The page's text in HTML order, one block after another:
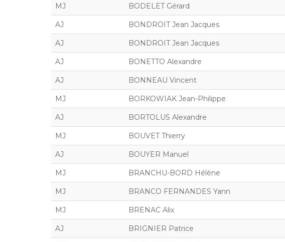
MJ BODELET Gérard
AJ BONDROIT Jean Jacques
AJ BONDROIT Jean Jacques
AJ BONETTO Alexandre
AJ BONNEAU Vincent
MJ BORKOWIAK Jean-Philippe
AJ BORTOLUS Alexandre
MJ BOUVET Thierry
AJ BOUYER Manuel
MJ BRANCHU-BORD Hélène
MJ BRANCO FERNANDES Yann
MJ BRENAC Alix
AJ BRIGNIER Patrice